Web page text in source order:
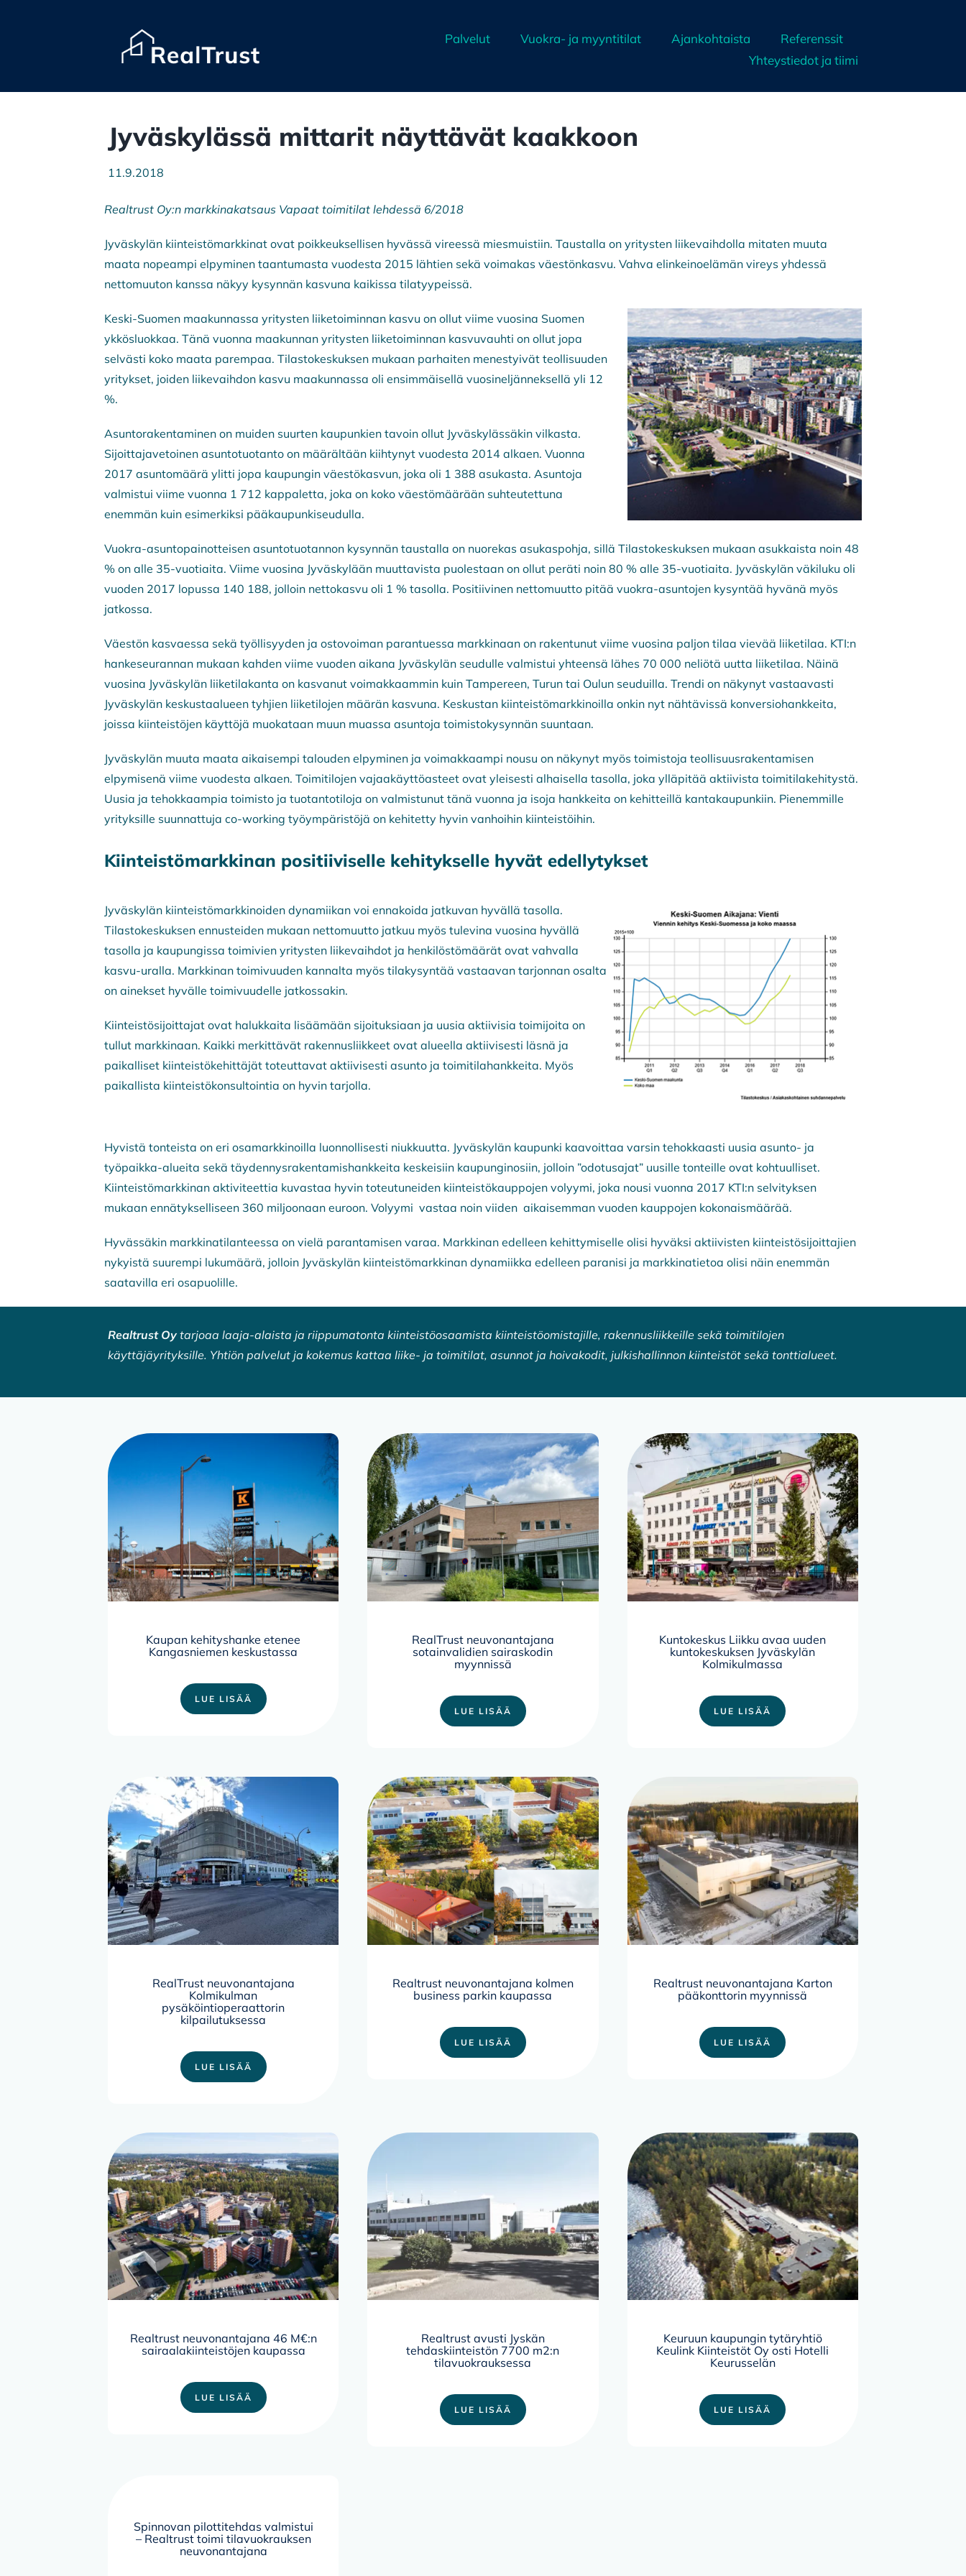
Palvelut Vuokra- ja myyntitilat Ajankohtaista
Referenssit
Yhteystiedot ja tiimi
Jyväskylässä mittarit näyttävät kaakkoon
11.9.2018
Realtrust Oy:n markkinakatsaus Vapaat toimitilat lehdessä 6/2018
​Jyväskylän kiinteistömarkkinat ovat poikkeuksellisen hyvässä vireessä miesmuistiin. Taustalla on yritysten liikevaihdolla mitaten muuta
maata nopeampi elpyminen taantumasta vuodesta 2015 lähtien sekä voimakas väestönkasvu. Vahva elinkeinoelämän vireys yhdessä
nettomuuton kanssa näkyy kysynnän kasvuna kaikissa tilatyypeissä.
Keski-Suomen maakunnassa yritysten liiketoiminnan kasvu on ollut viime vuosina Suomen
ykkösluokkaa. Tänä vuonna maakunnan yritysten liiketoiminnan kasvuvauhti on ollut jopa
selvästi koko maata parempaa. Tilastokeskuksen mukaan parhaiten menestyivät teollisuuden
yritykset, joiden liikevaihdon kasvu maakunnassa oli ensimmäisellä vuosineljänneksellä yli 12
%.
​Asuntorakentaminen on muiden suurten kaupunkien tavoin ollut Jyväskylässäkin vilkasta.
Sijoittajavetoinen asuntotuotanto on määrältään kiihtynyt vuodesta 2014 alkaen. Vuonna
2017 asuntomäärä ylitti jopa kaupungin väestökasvun, joka oli 1 388 asukasta. Asuntoja
valmistui viime vuonna 1 712 kappaletta, joka on koko väestömäärään suhteutettuna
enemmän kuin esimerkiksi pääkaupunkiseudulla.
Vuokra-asuntopainotteisen asuntotuotannon kysynnän taustalla on nuorekas asukaspohja, sillä Tilastokeskuksen mukaan asukkaista noin 48
% on alle 35-vuotiaita. Viime vuosina Jyväskylään muuttavista puolestaan on ollut peräti noin 80 % alle 35-vuotiaita. Jyväskylän väkiluku oli
vuoden 2017 lopussa 140 188, jolloin nettokasvu oli 1 % tasolla. Positiivinen nettomuutto pitää vuokra-asuntojen kysyntää hyvänä myös
jatkossa.
​Väestön kasvaessa sekä työllisyyden ja ostovoiman parantuessa markkinaan on rakentunut viime vuosina paljon tilaa vievää liiketilaa. KTI:n
hankeseurannan mukaan kahden viime vuoden aikana Jyväskylän seudulle valmistui yhteensä lähes 70 000 neliötä uutta liiketilaa. Näinä
vuosina Jyväskylän liiketilakanta on kasvanut voimakkaammin kuin Tampereen, Turun tai Oulun seuduilla. Trendi on näkynyt vastaavasti
Jyväskylän keskustaalueen tyhjien liiketilojen määrän kasvuna. Keskustan kiinteistömarkkinoilla onkin nyt nähtävissä konversiohankkeita,
joissa kiinteistöjen käyttöjä muokataan muun muassa asuntoja toimistokysynnän suuntaan.
​Jyväskylän muuta maata aikaisempi talouden elpyminen ja voimakkaampi nousu on näkynyt myös toimistoja teollisuusrakentamisen
elpymisenä viime vuodesta alkaen. Toimitilojen vajaakäyttöasteet ovat yleisesti alhaisella tasolla, joka ylläpitää aktiivista toimitilakehitystä.
Uusia ja tehokkaampia toimisto ja tuotantotiloja on valmistunut tänä vuonna ja isoja hankkeita on kehitteillä kantakaupunkiin. Pienemmille
yrityksille suunnattuja co-working työympäristöjä on kehitetty hyvin vanhoihin kiinteistöihin.
Kiinteistömarkkinan positiiviselle kehitykselle hyvät edellytykset
Jyväskylän kiinteistömarkkinoiden dynamiikan voi ennakoida jatkuvan hyvällä tasolla.
Tilastokeskuksen ennusteiden mukaan nettomuutto jatkuu myös tulevina vuosina hyvällä
tasolla ja kaupungissa toimivien yritysten liikevaihdot ja henkilöstömäärät ovat vahvalla
kasvu-uralla. Markkinan toimivuuden kannalta myös tilakysyntää vastaavan tarjonnan osalta
on ainekset hyvälle toimivuudelle jatkossakin.
Kiinteistösijoittajat ovat halukkaita lisäämään sijoituksiaan ja uusia aktiivisia toimijoita on
tullut markkinaan. Kaikki merkittävät rakennusliikkeet ovat alueella aktiivisesti läsnä ja
paikalliset kiinteistökehittäjät toteuttavat aktiivisesti asunto ja toimitilahankkeita. Myös
paikallista kiinteistökonsultointia on hyvin tarjolla.
Hyvistä tonteista on eri osamarkkinoilla luonnollisesti niukkuutta. Jyväskylän kaupunki kaavoittaa varsin tehokkaasti uusia asunto- ja
työpaikka-alueita sekä täydennysrakentamishankkeita keskeisiin kaupunginosiin, jolloin ”odotusajat” uusille tonteille ovat kohtuulliset.
Kiinteistömarkkinan aktiviteettia kuvastaa hyvin toteutuneiden kiinteistökauppojen volyymi, joka nousi vuonna 2017 KTI:n selvityksen
mukaan ennätykselliseen 360 miljoonaan euroon. Volyymi vastaa noin viiden aikaisemman vuoden kauppojen kokonaismäärää.
Hyvässäkin markkinatilanteessa on vielä parantamisen varaa. Markkinan edelleen kehittymiselle olisi hyväksi aktiivisten kiinteistösijoittajien
nykyistä suurempi lukumäärä, jolloin Jyväskylän kiinteistömarkkinan dynamiikka edelleen paranisi ja markkinatietoa olisi näin enemmän
saatavilla eri osapuolille.
Realtrust Oy tarjoaa laaja-alaista ja riippumatonta kiinteistöosaamista kiinteistöomistajille, rakennusliikkeille sekä toimitilojen
käyttäjäyrityksille. Yhtiön palvelut ja kokemus kattaa liike- ja toimitilat, asunnot ja hoivakodit, julkishallinnon kiinteistöt sekä tonttialueet.
Kaupan kehityshanke etenee
Kangasniemen keskustassa
LUE LISÄÄ
RealTrust neuvonantajana
sotainvalidien sairaskodin
myynnissä
LUE LISÄÄ
Kuntokeskus Liikku avaa uuden
kuntokeskuksen Jyväskylän
Kolmikulmassa
LUE LISÄÄ
RealTrust neuvonantajana
Kolmikulman
pysäköintioperaattorin
kilpailutuksessa
LUE LISÄÄ
Realtrust neuvonantajana kolmen
business parkin kaupassa
LUE LISÄÄ
Realtrust neuvonantajana Karton
pääkonttorin myynnissä
LUE LISÄÄ
Realtrust neuvonantajana 46 M€:n
sairaalakiinteistöjen kaupassa
LUE LISÄÄ
Realtrust avusti Jyskän
tehdaskiinteistön 7700 m2:n
tilavuokrauksessa
LUE LISÄÄ
Keuruun kaupungin tytäryhtiö
Keulink Kiinteistöt Oy osti Hotelli
Keurusselän
LUE LISÄÄ
Spinnovan pilottitehdas valmistui
– Realtrust toimi tilavuokrauksen
neuvonantajana